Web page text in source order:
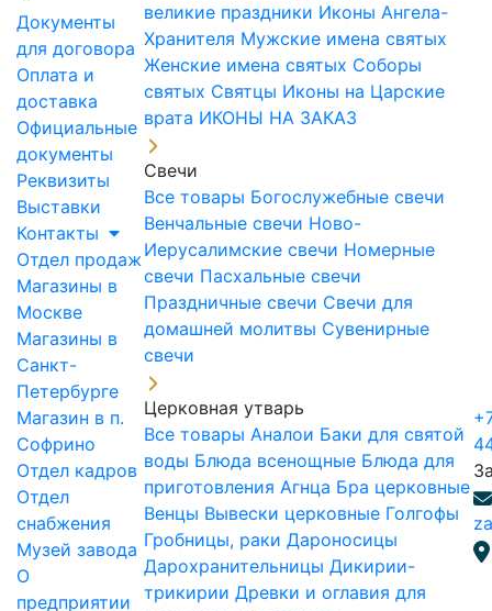
Документы
для договора
Оплата и
доставка
Официальные
документы
Реквизиты
Выставки
Контакты
Отдел продаж
Магазины в
Москве
Магазины в
Санкт-
Петербурге
Магазин в п.
Софрино
Отдел кадров
Отдел
снабжения
Музей завода
О
предприятии
великие праздники Иконы Ангела-
Хранителя Мужские имена святых
Женские имена святых Соборы
святых Святцы Иконы на Царские
врата ИКОНЫ НА ЗАКАЗ
Свечи
Все товары Богослужебные свечи
Венчальные свечи Ново-
Иерусалимские свечи Номерные
свечи Пасхальные свечи
Праздничные свечи Свечи для
домашней молитвы Сувенирные
свечи
Церковная утварь
Все товары Аналои Баки для святой
воды Блюда всенощные Блюда для
приготовления Агнца Бра церковные
Венцы Вывески церковные Голгофы
Гробницы, раки Дароносицы
Дарохранительницы Дикирии-
трикирии Древки и оглавия для